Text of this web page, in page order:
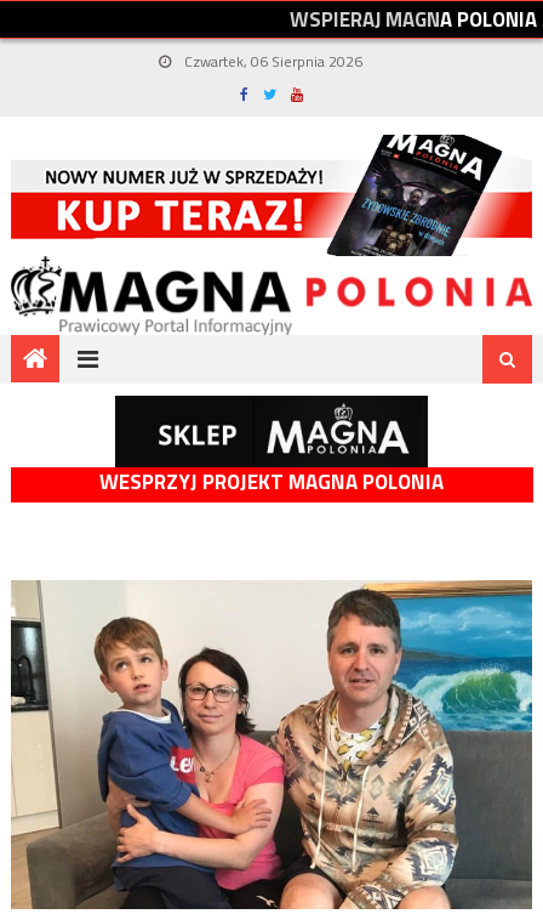
WSPIERAJMAGNAPOLONIA
Czwartek, 06 Sierpnia 2026
WESPRZYJ PROJEKT MAGNA POLONIA